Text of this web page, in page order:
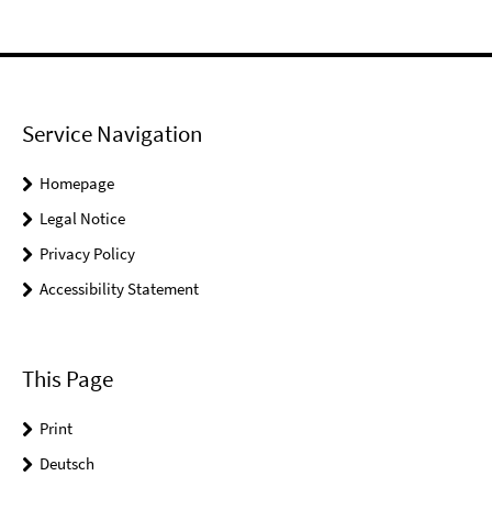
Service Navigation
Homepage
Legal Notice
Privacy Policy
Accessibility Statement
This Page
Print
Deutsch